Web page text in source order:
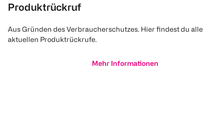
Produktrückruf
Aus Gründen des Verbraucherschutzes. Hier findest du alle
aktuellen Produktrückrufe.
Mehr Informationen